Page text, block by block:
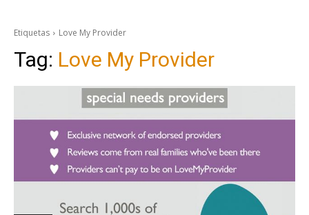
Etiquetas Love My Provider
Tag: Love My Provider